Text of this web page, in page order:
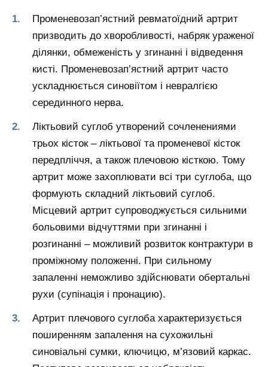
Променевозап’ястний ревматоїдний артрит
призводить до хворобливості, набряк ураженої
ділянки, обмеженість у згинанні і відведення
кисті. Променевозап’ястний артрит часто
ускладнюється синовіїтом і невралгією
серединного нерва.
Ліктьовий суглоб утворений сочленениями
трьох кісток – ліктьової та променевої кісток
передпліччя, а також плечовою кісткою. Тому
артрит може захоплювати всі три суглоба, що
формують складний ліктьовий суглоб.
Місцевий артрит супроводжується сильними
больовими відчуттями при згинанні і
розгинанні – можливий розвиток контрактури в
проміжному положенні. При сильному
запаленні неможливо здійснювати обертальні
рухи (супінація і пронацию).
Артрит плечового суглоба характеризується
поширенням запалення на сухожильні
синовіальні сумки, ключицю, м’язовий каркас.